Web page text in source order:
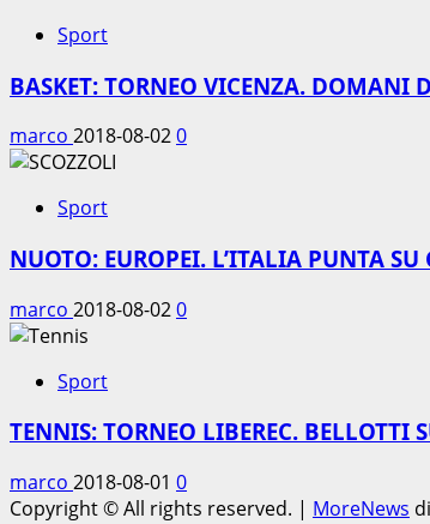
Sport
BASKET: TORNEO VICENZA. DOMANI
marco 2018-08-020
Sport
NUOTO: EUROPEI. L’ITALIA PUNTA SU
marco 2018-08-020
Sport
TENNIS: TORNEO LIBEREC. BELLOTTI
marco 2018-08-01 0
Copyright © All rights reserved. | MoreNews